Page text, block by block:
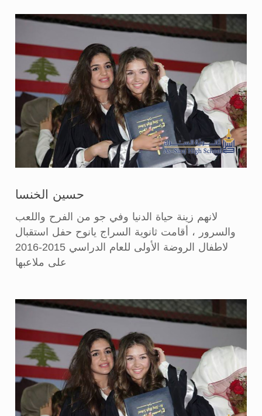
حسين الخنسا
لانهم زينة حياة الدنيا وفي جو من الفرح واللعب
والسرور ، أقامت ثانوية السراج يانوح حفل استقبال
لاطفال الروضة الأولى للعام الدراسي 2015-2016
على ملاعبها